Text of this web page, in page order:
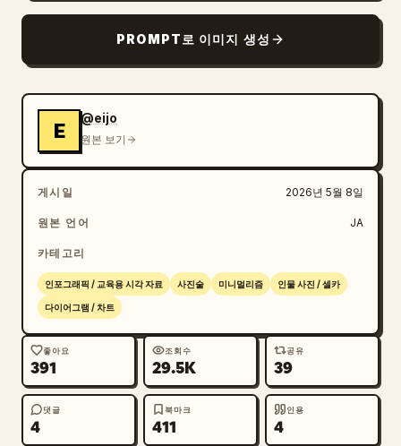
PROMPT로 이미지 생성
E
@eijo
원본 보기
게시일 2026년 5월 8일
원본 언어 JA
카테고리
인포그래픽 / 교육용 시각 자료 사진술 미니멀리즘 인물 사진 / 셀카
다이어그램 / 차트
좋아요
391
조회수
29.5K
공유
39
댓글
4
북마크
411
인용
4